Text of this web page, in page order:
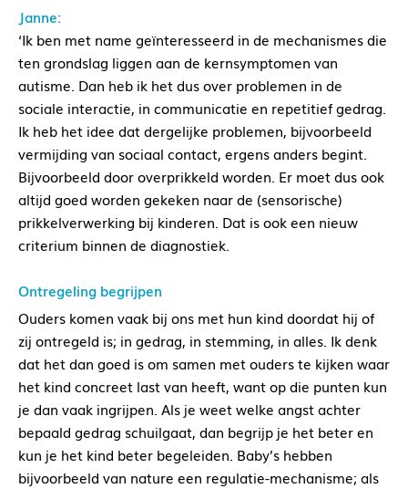
Janne:
‘Ik ben met name geïnteresseerd in de mechanismes die
ten grondslag liggen aan de kernsymptomen van
autisme. Dan heb ik het dus over problemen in de
sociale interactie, in communicatie en repetitief gedrag.
Ik heb het idee dat dergelijke problemen, bijvoorbeeld
vermijding van sociaal contact, ergens anders begint.
Bijvoorbeeld door overprikkeld worden. Er moet dus ook
altijd goed worden gekeken naar de (sensorische)
prikkelverwerking bij kinderen. Dat is ook een nieuw
criterium binnen de diagnostiek.
Ontregeling begrijpen
Ouders komen vaak bij ons met hun kind doordat hij of
zij ontregeld is; in gedrag, in stemming, in alles. Ik denk
dat het dan goed is om samen met ouders te kijken waar
het kind concreet last van heeft, want op die punten kun
je dan vaak ingrijpen. Als je weet welke angst achter
bepaald gedrag schuilgaat, dan begrijp je het beter en
kun je het kind beter begeleiden. Baby’s hebben
bijvoorbeeld van nature een regulatie-mechanisme; als